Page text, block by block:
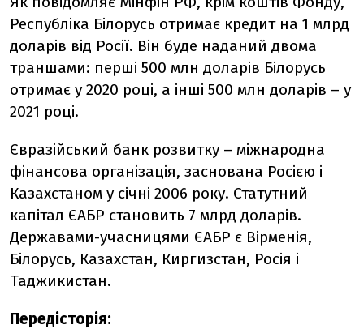
Республіка Білорусь отримає кредит на 1 млрд
доларів від Росії. Він буде наданий двома
траншами: перші 500 млн доларів Білорусь
отримає у 2020 році, а інші 500 млн доларів – у
2021 році.
Євразійський банк розвитку – міжнародна
фінансова організація, заснована Росією і
Казахстаном у січні 2006 року. Статутний
капітал ЄАБР становить 7 млрд доларів.
Державами-учасницями ЄАБР є Вірменія,
Білорусь, Казахстан, Киргизстан, Росія і
Таджикистан.
Передісторія: